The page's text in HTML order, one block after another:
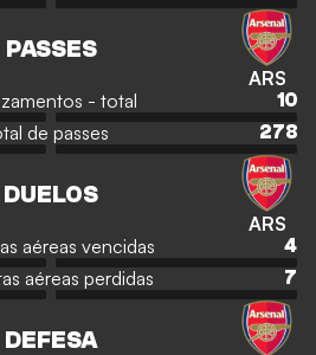
PASSES
ARS
- total
10
de passes 278
DUELOS
ARS
aéreas vencidas
4
aéreas perdidas 7
DEFESA